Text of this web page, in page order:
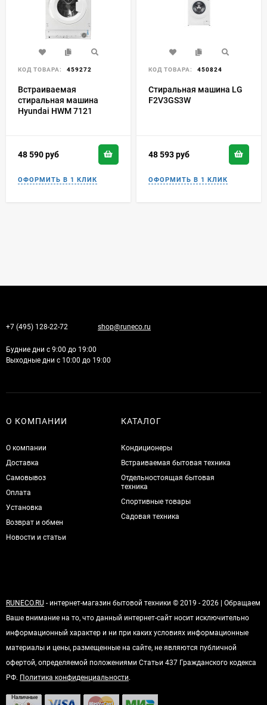
КОД ТОВАРА: 459272
Встраиваемая
стиральная машина
Hyundai HWM 7121
48 590руб
КОД ТОВАРА: 450824
Стиральная машина LG
F2V3GS3W
48 593руб
+7 (495) 128-22-72 shop@runeco.ru
Будние дни с 9:00 до 19:00
Выходные дни с 10:00 до 19:00
О КОМПАНИИ
О компании
Доставка
Самовывоз
Оплата
Установка
Возврат и обмен
Новости и статьи
КАТАЛОГ
Кондиционеры
Встраиваемая бытовая техника
Отдельностоящая бытовая
техника
Спортивные товары
Садовая техника
RUNECO.RU - интернет-магазин бытовой техники © 2019 - 2026 | Обращаем
Ваше внимание на то, что данный интернет-сайт носит исключительно
информационный характер и ни при каких условиях информационные
материалы и цены, размещенные на сайте, не являются публичной
офертой, определяемой положениями Статьи 437 Гражданского кодекса
РФ. Политика конфиденциальности.